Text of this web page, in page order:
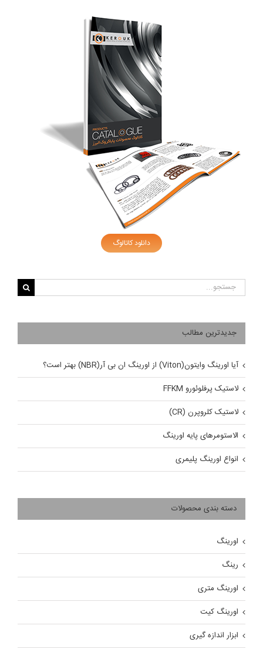
دانلود کاتالوگ
جستجو
برای:
جدیدترین مطالب
آیا اورینگ وایتون(Viton) از اورینگ ان بی آر(NBR) بهتر است؟
لاستیک پرفلوئورو FFKM
لاستیک کلروپرن (CR)
الاستومرهای پایه اورینگ
انواع اورینگ پلیمری
دسته بندی محصولات
اورینگ
رینگ
اورینگ متری
اورینگ کیت
ابزار اندازه گیری